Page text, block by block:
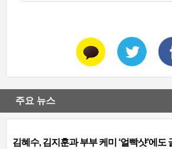
주요 뉴스
김혜수, 김지훈과 부부 케미 ‘얼빡샷’에도